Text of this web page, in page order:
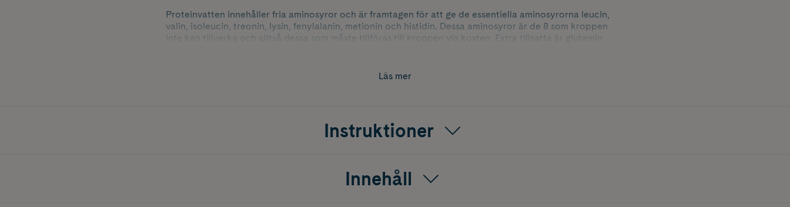
Proteinvatten innehåller fria aminosyror och är framtagen för att ge de essentiella aminosyrorna leucin,
valin, isoleucin, treonin, lysin, fenylalanin, metionin och histidin. Dessa aminosyror är de 8 som kroppen
inte kan tillverka och alltså dessa som måste tillföras till kroppen via kosten. Extra tillsatta är glutamin,
Innehåller sötningsmedel: Steviolglykosider från Stevia.
Läs mer
Instruktioner
Innehåll